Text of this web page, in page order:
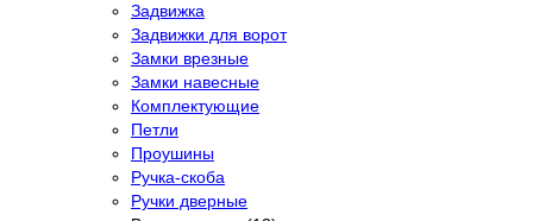
Задвижка
Задвижки для ворот
Замки врезные
Замки навесные
Комплектующие
Петли
Проушины
Ручка-скоба
Ручки дверные